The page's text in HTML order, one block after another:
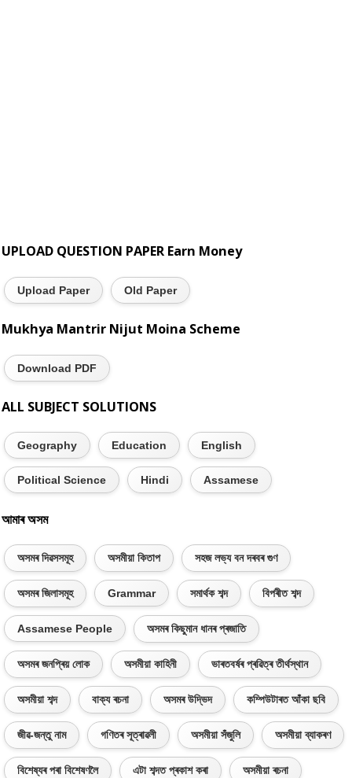
UPLOAD QUESTION PAPER Earn Money
Upload Paper Old Paper
Mukhya Mantrir Nijut Moina Scheme
Download PDF
ALL SUBJECT SOLUTIONS
Geography Education English
Political Science Hindi Assamese
আমাৰ অসম
অসমৰ দিৱসসমূহ অসমীয়া কিতাপ সহজ লভ্য বন দৰবৰ গুণ
অসমৰ জিলাসমূহ Grammar সমাৰ্থক শব্দ বিপৰীত শব্দ
Assamese People অসমৰ কিছুমান ধানৰ প্ৰজাতি
অসমৰ জনপ্ৰিয় লোক অসমীয়া কাহিনী ভাৰতবৰ্ষৰ প্ৰৱিত্ৰ তীৰ্থস্থান
অসমীয়া শব্দ বাক্য ৰচনা অসমৰ উদ্ভিদ কম্পিউটাৰত আঁকা ছবি
জীৱ-জন্তু নাম গণিতৰ সূত্ৰাৱলী অসমীয়া সঁজুলি অসমীয়া ব্যাকৰণ
বিশেষ্যৰ পৰা বিশেষণলৈ এটা শব্দত প্ৰকাশ কৰা অসমীয়া ৰচনা